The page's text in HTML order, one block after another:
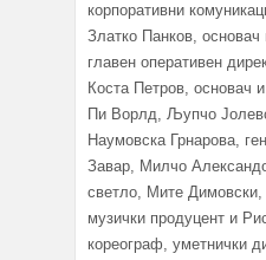
корпоративни
Златко Панков,
главен оперативен
Коста Петров, основач
Пи Ворлд, Љупчо
Наумовска Грнарова,
Завар, Милчо
светло, Мите Димовски,
музички продуцент и
кореограф, уметнички